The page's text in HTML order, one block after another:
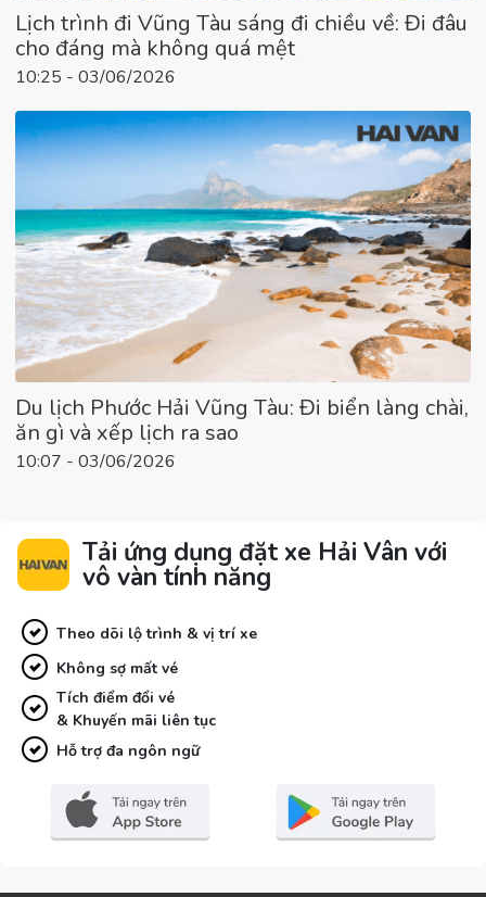
Lịch trình đi Vũng Tàu sáng đi chiều về: Đi đâu
cho đáng mà không quá mệt
10:25 - 03/06/2026
Du lịch Phước Hải Vũng Tàu: Đi biển làng chài,
ăn gì và xếp lịch ra sao
10:07 - 03/06/2026
Tải ứng dụng đặt xe Hải Vân với
vô vàn tính năng
Theo dõi lộ trình & vị trí xe
Không sợ mất vé
Tích điểm đổi vé
& Khuyến mãi liên tục
Hỗ trợ đa ngôn ngữ